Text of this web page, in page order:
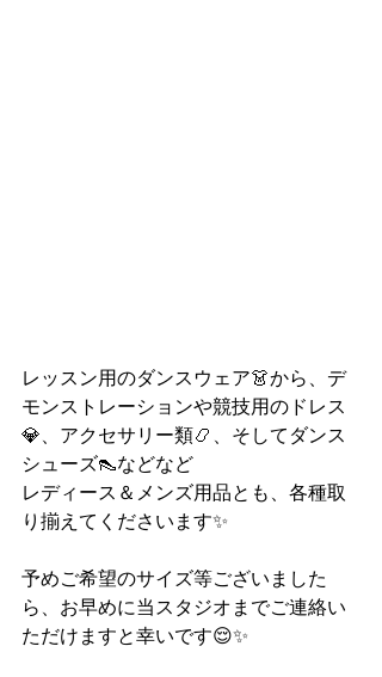
レッスン用のダンスウェア👗から、デ
モンストレーションや競技用のドレス
💎、アクセサリー類📿、そしてダンス
シューズ👠などなど
レディース＆メンズ用品とも、各種取
り揃えてくださいます✨
予めご希望のサイズ等ございました
ら、お早めに当スタジオまでご連絡い
ただけますと幸いです😌✨